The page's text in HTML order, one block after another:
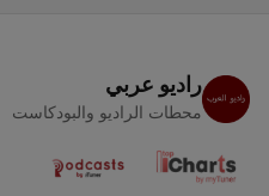
راديو عربي
محطات الراديو والبودكاست